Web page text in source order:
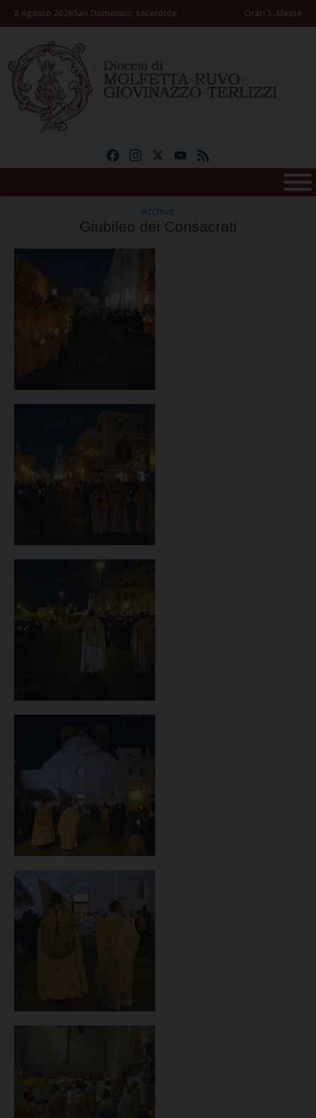
Skip8 Agosto 2026San Domenico, sacerdote Orari S. Messe
FacebookInstagramYouTube
Archive
Giubileo dei Consacrati